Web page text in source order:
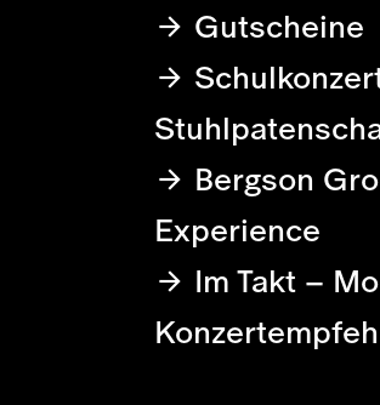
Gutscheine
Bergson
Experience
Im Takt –